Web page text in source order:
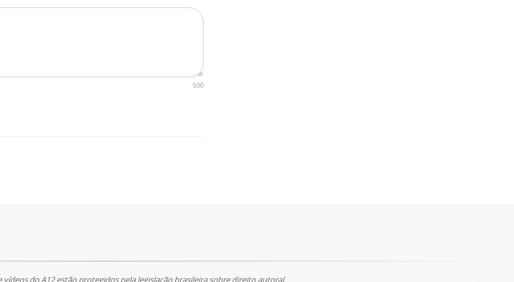
500
vídeos do A12 estão protegidos pela legislação brasileira sobre direito autoral.